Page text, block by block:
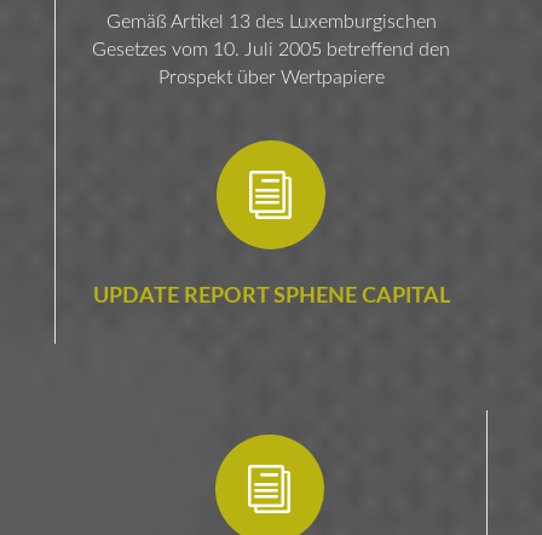
Gemäß Artikel 13 des Luxemburgischen
Gesetzes vom 10. Juli 2005 betreffend den
Prospekt über Wertpapiere
i
UPDATE REPORT SPHENE CAPITAL
i